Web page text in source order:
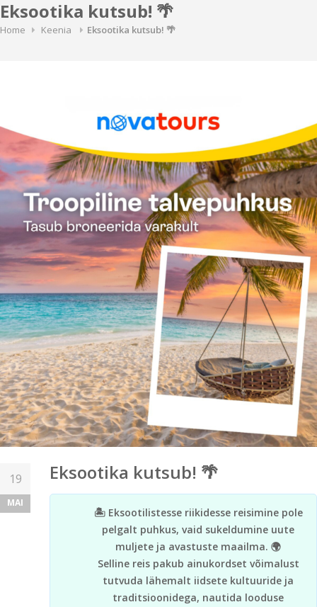
Eksootika kutsub! 🌴
Home Keenia Eksootika kutsub! 🌴
19
MAI
Eksootika kutsub! 🌴
🏝️ Eksootilistesse riikidesse reisimine pole
pelgalt puhkus, vaid sukeldumine uute
muljete ja avastuste maailma. 🌍
Selline reis pakub ainukordset võimalust
tutvuda lähemalt iidsete kultuuride ja
traditsioonidega, nautida looduse